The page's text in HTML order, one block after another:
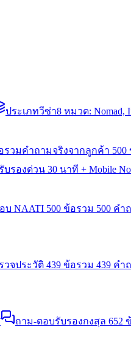
ประเภทวีซ่า8 หมวด: Nomad,
รวมคำถามจริงจากลูกค้า 500
รับรองด่วน 30 นาที + Mobile
บ NAATI 500 ข้อรวม 500 คำ
จประวัติ 439 ข้อรวม 439 คำ
ถาม-ตอบรับรองกงสุล 652